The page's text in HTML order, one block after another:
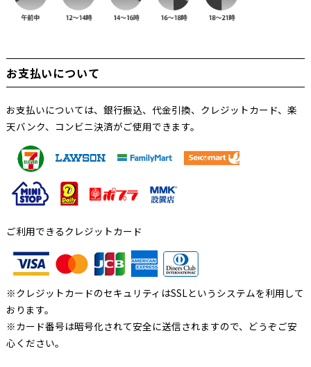
お支払いについて
お支払いについては、銀行振込、代金引換、クレジットカード、楽
天バンク、コンビニ決済がご使用できます。
ご利用できるクレジットカード
※クレジットカードのセキュリティはSSLというシステムを利用して
おります。
※カード番号は暗号化されて安全に送信されますので、どうぞご安
心ください。